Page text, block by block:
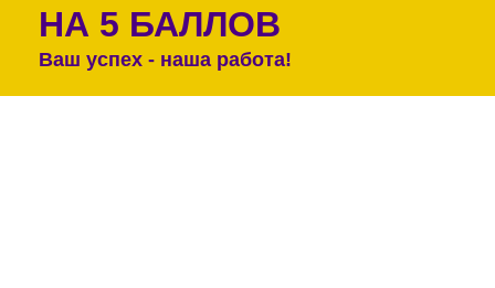
НА 5 БАЛЛОВ
Ваш успех - наша работа!